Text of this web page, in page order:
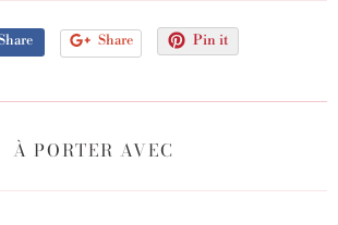
Share Pin it
À PORTER AVEC